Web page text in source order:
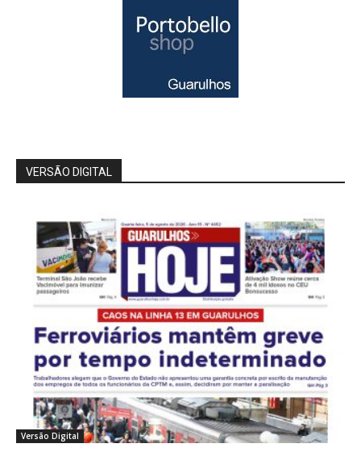
VERSÃO DIGITAL
Versão Digital